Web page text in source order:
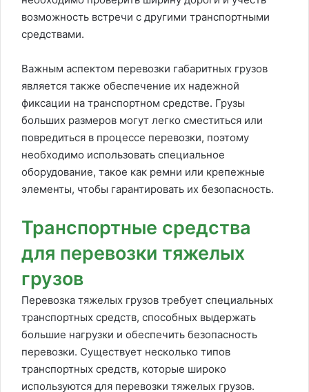
возможность встречи с другими транспортными
средствами.
Важным аспектом перевозки габаритных грузов
является также обеспечение их надежной
фиксации на транспортном средстве. Грузы
больших размеров могут легко сместиться или
повредиться в процессе перевозки, поэтому
необходимо использовать специальное
оборудование, такое как ремни или крепежные
элементы, чтобы гарантировать их безопасность.
Транспортные средства
для перевозки тяжелых
грузов
Перевозка тяжелых грузов требует специальных
транспортных средств, способных выдержать
большие нагрузки и обеспечить безопасность
перевозки. Существует несколько типов
транспортных средств, которые широко
используются для перевозки тяжелых грузов.